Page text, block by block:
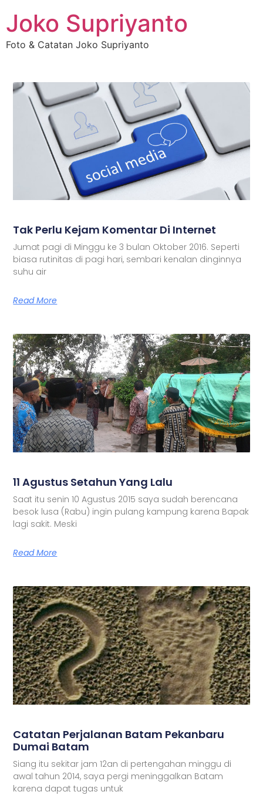
Joko Supriyanto
Foto & Catatan Joko Supriyanto
Tak Perlu Kejam Komentar Di Internet
Jumat pagi di Minggu ke 3 bulan Oktober 2016. Seperti
biasa rutinitas di pagi hari, sembari kenalan dinginnya
suhu air
Read More
11 Agustus Setahun Yang Lalu
Saat itu senin 10 Agustus 2015 saya sudah berencana
besok lusa (Rabu) ingin pulang kampung karena Bapak
lagi sakit. Meski
Read More
Catatan Perjalanan Batam Pekanbaru
Dumai Batam
Siang itu sekitar jam 12an di pertengahan minggu di
awal tahun 2014, saya pergi meninggalkan Batam
karena dapat tugas untuk